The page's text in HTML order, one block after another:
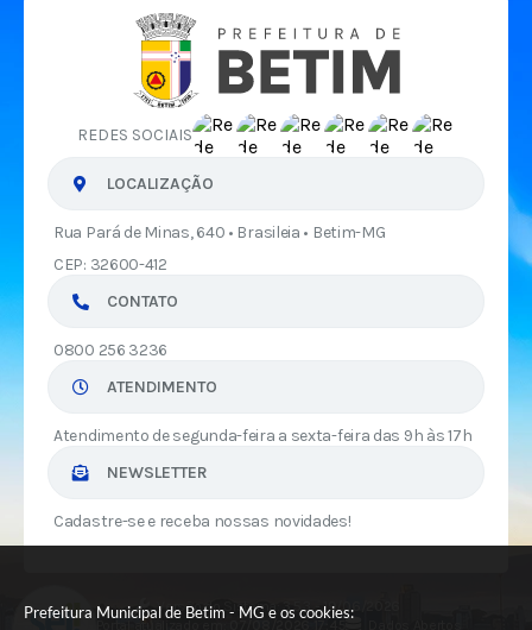
Prefeitura Municipal de Betim - MG e os cookies:
REDES SOCIAIS
LOCALIZAÇÃO
Rua Pará de Minas, 640 • Brasileia • Betim-MG
CEP: 32600-412
CONTATO
0800 256 3236
ATENDIMENTO
Atendimento de segunda-feira a sexta-feira das 9h às 17h
NEWSLETTER
Cadastre-se e receba nossas novidades!
Versão do Sistema:3.5.3 - 19/06/2026
Portal atualizado em: